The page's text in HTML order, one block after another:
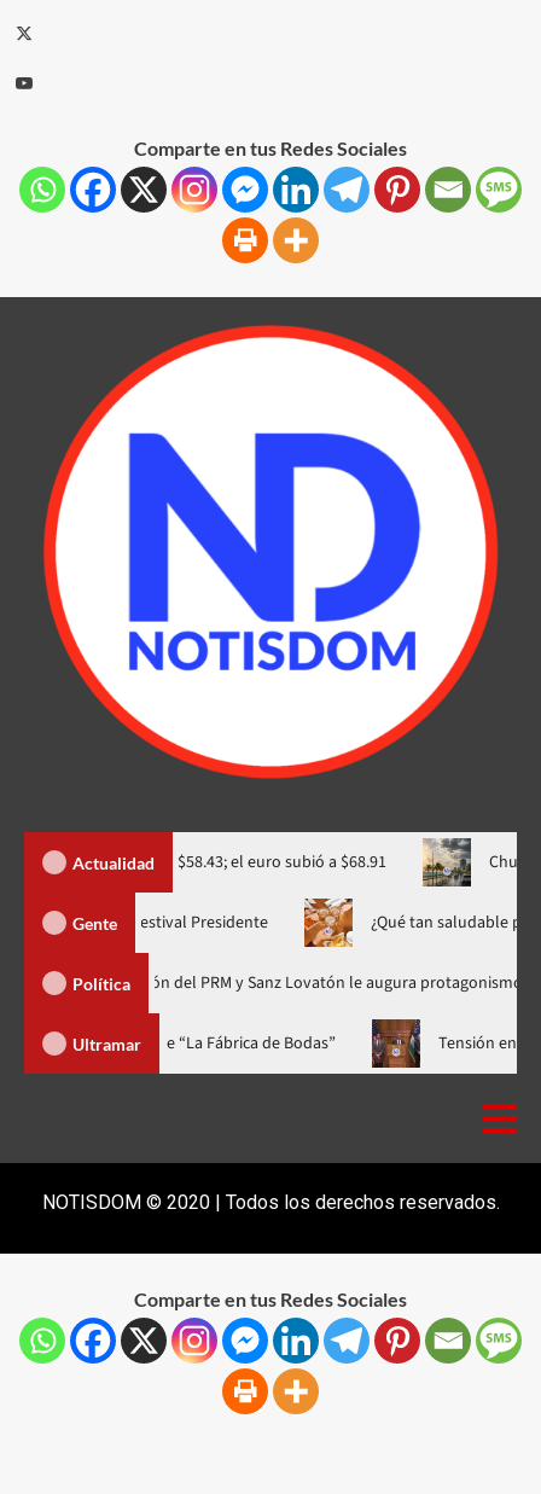
Comparte en tus Redes Sociales
Actualidad
a RD$58.43; el euro subió a $68.91 Chubascos
Gente
Yiyo Sarante se suma al Festival Presidente ¿Qué tan
Política
del PRM y Sanz Lovatón le augura protagonismo político
Ultramar
casa llena y el estreno mundial de “La Fábrica de Bodas”
NOTISDOM © 2020 | Todos los derechos reservados.
Comparte en tus Redes Sociales